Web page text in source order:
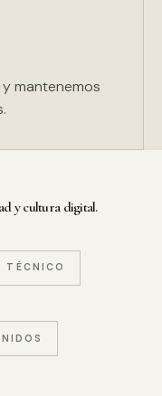
mantenemos
y cultura digital.
TÉCNICO